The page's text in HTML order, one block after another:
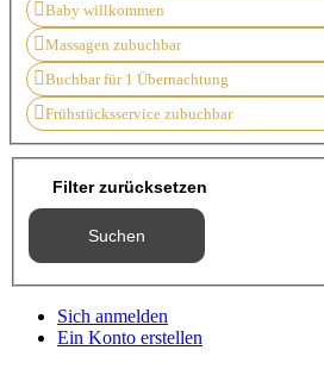
Baby willkommen
Massagen zubuchbar
Buchbar für 1 Übernachtung
Frühstücksservice zubuchbar
Filter zurücksetzen
Suchen
Sich anmelden
Ein Konto erstellen